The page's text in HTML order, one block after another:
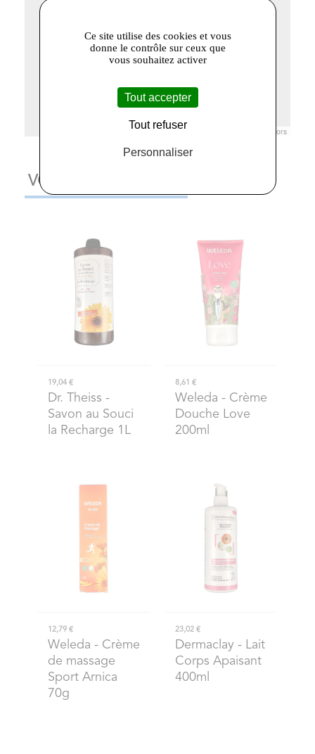
© Openstreetmap France | © contributors
VOUS AIMEREZ AUSSI
19,04 €
Dr. Theiss -
Savon au Souci
la Recharge 1L
8,61 €
Weleda - Crème
Douche Love
200ml
12,79 €
Weleda - Crème
de massage
Sport Arnica
70g
23,02 €
Dermaclay- Lait
Corps Apaisant
400ml
Ce site utilise des cookies et vous
donne le contrôle sur ceux que
vous souhaitez activer
Tout accepter
Tout refuser
Personnaliser